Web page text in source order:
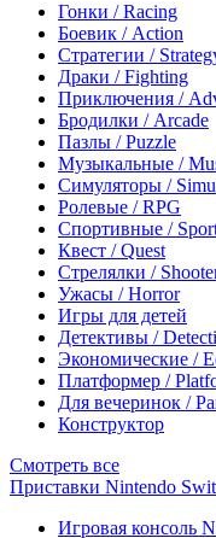
Гонки / Racing
Боевик / Action
Стратегии /
Драки / Fighting
Приключения /
Бродилки / Arcade
Пазлы / Puzzle
Музыкальные /
Симуляторы /
Ролевые / RPG
Спортивные /
Квест / Quest
Стрелялки /
Ужасы / Horror
Игры для детей
Детективы /
Экономические /
Платформер /
Для вечеринок /
Конструктор
Смотреть все
Приставки Nintendo
Игровая консоль